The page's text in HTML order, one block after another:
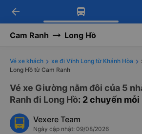
Tải app Vexere ngay!
Nhận ưu đãi thành viên độc
Tải app Vexere
-30k/ghế khi đặt vé máy
arrow_back
Cam Ranh Long Hồ
Vé xe khách xe đi Vĩnh Long từ Khánh Hòa
Long Hồ từ Cam Ranh
Vé xe Giường nằm đôi của 5
Ranh đi Long Hồ: 2 chuyến mỗi
Vexere Team
Ngày cập nhật: 09/08/2026